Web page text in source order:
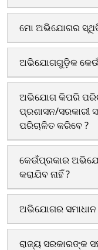
ମୋ ଅଭିଯୋଗର
ଅଭିଯୋଗଗୁଡ଼ିକ
ଅଭିଯୋଗ କିପରି
ପ୍ରଶାସନ/
ପରିଚାଳିତ କରିବେ ?
କେଉଁପ୍ରକାର
କରାଯିବ ନାହିଁ ?
ଅଭିଯୋଗର ସମାଧାନ
ରାଜ୍ୟ ସରକାରଙ୍କ